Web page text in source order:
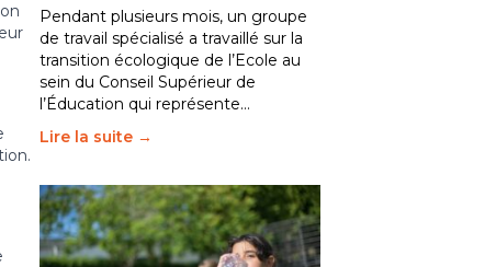
Pendant plusieurs mois, un groupe
de travail spécialisé a travaillé sur la
transition écologique de l’Ecole au
sein du Conseil Supérieur de
l’Éducation qui représente…
Lire la suite →